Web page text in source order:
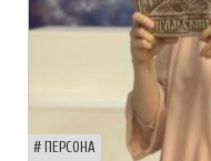
ПЕРСОНА